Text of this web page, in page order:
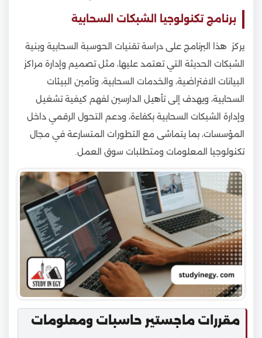
برنامج تكنولوجيا الشبكات السحابية
يركز هذا البرنامج على دراسة تقنيات الحوسبة السحابية وبنية
الشبكات الحديثة التي تعتمد عليها، مثل تصميم وإدارة مراكز
البيانات الافتراضية، والخدمات السحابية، وتأمين البيئات
السحابية، ويهدف إلى تأهيل الدارسين لفهم كيفية تشغيل
وإدارة الشبكات السحابية بكفاءة، ودعم التحول الرقمي داخل
المؤسسات، بما يتماشى مع التطورات المتسارعة في مجال
تكنولوجيا المعلومات ومتطلبات سوق العمل.
مقررات ماجستير حاسبات ومعلومات